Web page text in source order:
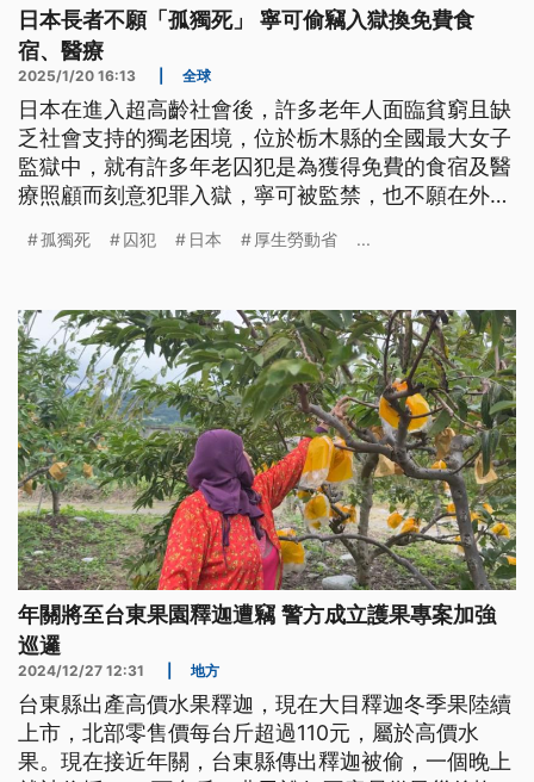
日本長者不願「孤獨死」 寧可偷竊入獄換免費食
宿、醫療
2025/1/20 16:13 全球
日本在進入超高齡社會後，許多老年人面臨貧窮且缺
乏社會支持的獨老困境，位於栃木縣的全國最大女子
監獄中，就有許多年老囚犯是為獲得免費的食宿及醫
療照顧而刻意犯罪入獄，寧可被監禁，也不願在外
乎更像是個療養院。
孤獨死 囚犯 日本 厚生勞動省 ...
年關將至台東果園釋迦遭竊 警方成立護果專案加強
巡邏
2024/12/27 12:31 地方
台東縣出產高價水果釋迦，現在大目釋迦冬季果陸續
上市，北部零售價每台斤超過110元，屬於高價水
果。現在接近年關，台東縣傳出釋迦被偷，一個晚上